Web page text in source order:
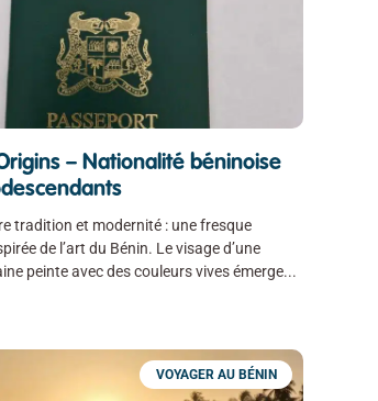
– Nationalité béninoise
tradition et modernité : une fresque
de l’art du Bénin. Le visage d’une
peinte avec des couleurs vives émerge
VOYAGER AU BÉNIN